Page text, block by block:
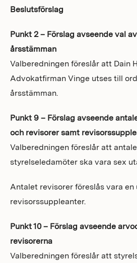
Beslutsförslag
Punkt 2 – Förslag avseende val
årsstämman
Valberedningen föreslår att Dain
Advokatfirman Vinge utses till
årsstämman.
Punkt 9 – Förslag avseende
och revisorer samt
Valberedningen föreslår att
styrelseledamöter ska vara sex
Antalet revisorer föreslås vara en
revisorssuppleanter.
Punkt 10 – Förslag avseende
revisorerna
Valberedningen föreslår att